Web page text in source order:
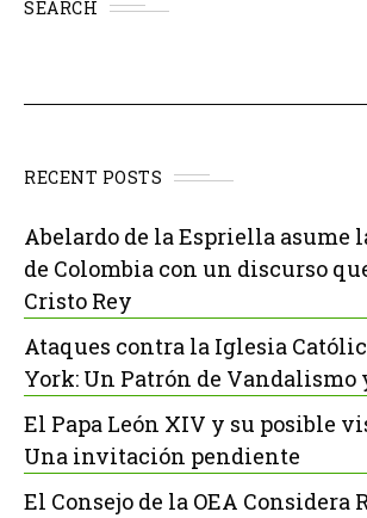
SEARCH
RECENT POSTS
Abelardo de la Espriella asume
de Colombia con un discurso
Cristo Rey
Ataques contra la Iglesia
York: Un Patrón de Vandalismo
El Papa León XIV y su posible
Una invitación pendiente
El Consejo de la OEA Considera